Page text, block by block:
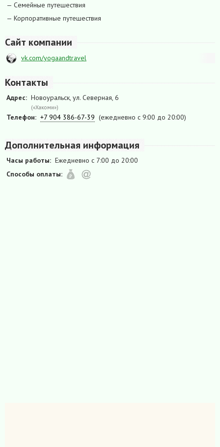
— Семейные путешествия
— Корпоративные путешествия
Сайт компании
vk.com/yogaandtravel
Контакты
Адрес: Новоуральск, ул. Северная, 6
(«Хакоми»)
Телефон: +7 904 386-67-39 (ежедневно с 9:00 до 20:00)
Дополнительная информация
Часы работы: Ежедневно с 7:00 до 20:00
Способы оплаты: